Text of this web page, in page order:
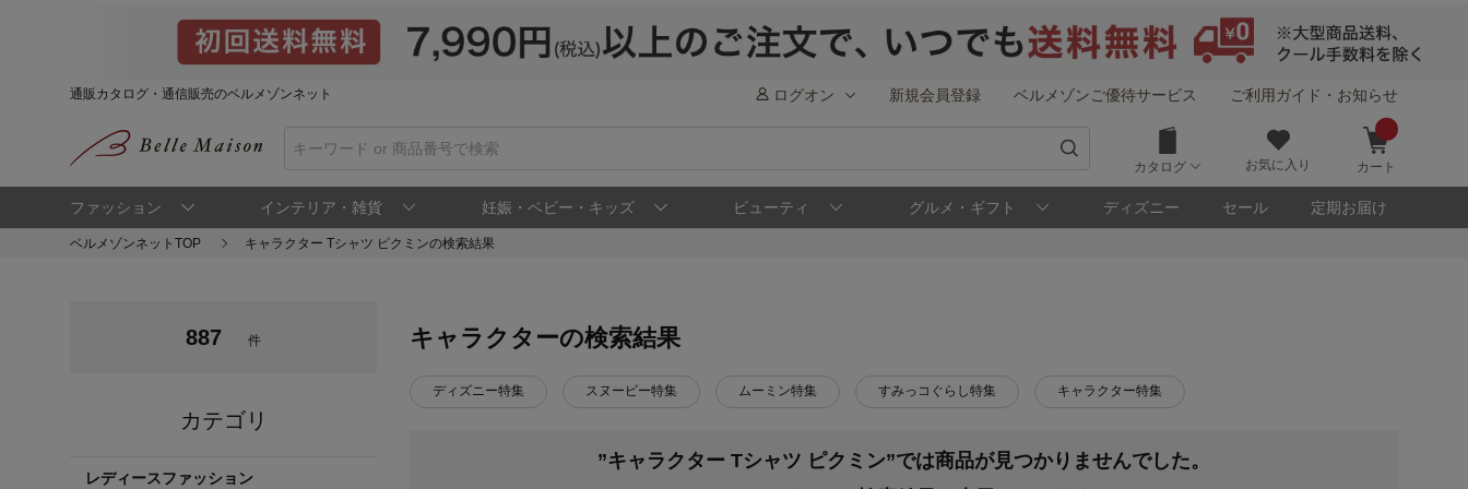
通販カタログ・通信販売のベルメゾンネット ログオン 新規会員登録 ベルメゾンご優待サービス ご利用ガイド・お知らせ
カタログ お気に入り カート
ファッション インテリア・雑貨 妊娠・ベビー・キッズ ビューティ グルメ・ギフト ディズニー セール 定期お届け
ベルメゾンネットTOP キャラクター Tシャツ ピクミンの検索結果
887 件
カテゴリ
レディースファッション
キャラクターの検索結果
ディズニー特集 スヌーピー特集 ムーミン特集 すみっコぐらし特集 キャラクター特集
”キャラクター Tシャツ ピクミン”では商品が見つかりませんでした。